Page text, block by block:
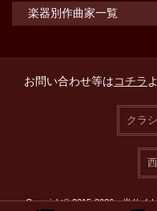
楽器別作曲家一覧
お問い合わせ等はコチラ
クラ
Copyright© 2015-2026 当サイ